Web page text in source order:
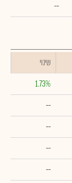
--
שינוי
1.73%
--
--
--
--